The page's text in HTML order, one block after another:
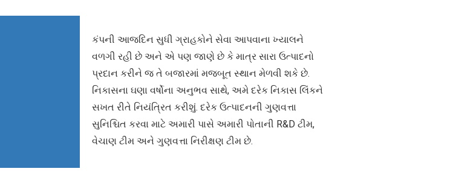
કંપની આજદિન સુધી ગ્રાહકોને સેવા આપવાના ખ્યાલને
વળગી રહી છે અને એ પણ જાણે છે કે માત્ર સારા ઉત્પાદનો
પ્રદાન કરીને જ તે બજારમાં મજબૂત સ્થાન મેળવી શકે છે.
નિકાસના ઘણા વર્ષોના અનુભવ સાથે, અમે દરેક નિકાસ લિંકને
સખત રીતે નિયંત્રિત કરીશું. દરેક ઉત્પાદનની ગુણવત્તા
સુનિશ્ચિત કરવા માટે અમારી પાસે અમારી પોતાની R&D ટીમ,
વેચાણ ટીમ અને ગુણવત્તા નિરીક્ષણ ટીમ છે.